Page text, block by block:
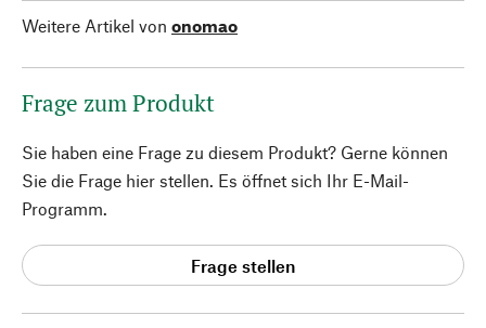
Weitere Artikel von onomao
Frage zum Produkt
Sie haben eine Frage zu diesem Produkt? Gerne können
Sie die Frage hier stellen. Es öffnet sich Ihr E-Mail-
Programm.
Frage stellen